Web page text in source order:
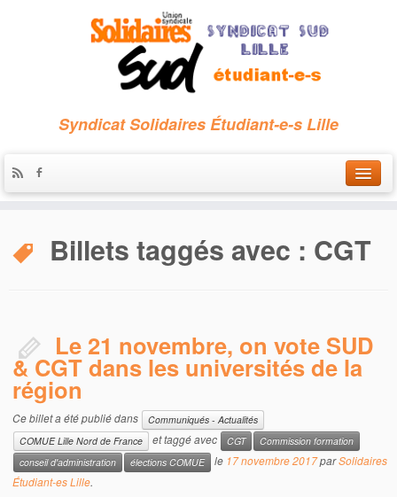
Syndicat Solidaires Étudiant-e-s Lille
Qui sommes-nous ?
Billets taggés avec : CGT
Le 21 novembre, on vote SUD
& CGT dans les universités de la
région
Ce billet a été publié dans
Communiqués - Actualités
COMUE Lille Nord de France
et taggé avec CGT
Commission formation
conseil d'administration
élections COMUE le 17 novembre 2017parSolidaires
Étudiant-es Lille.